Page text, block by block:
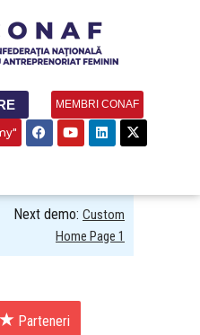
MEMBRI CONAF
Next demo: Custom
Home Page 1
Parteneri